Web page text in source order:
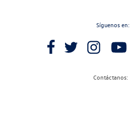
Síguenos en:
Contáctanos: